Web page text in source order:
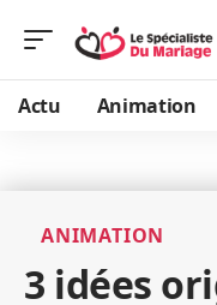
Actu Animation
ANIMATION
3 idées